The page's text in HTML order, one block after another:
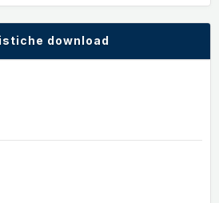
download